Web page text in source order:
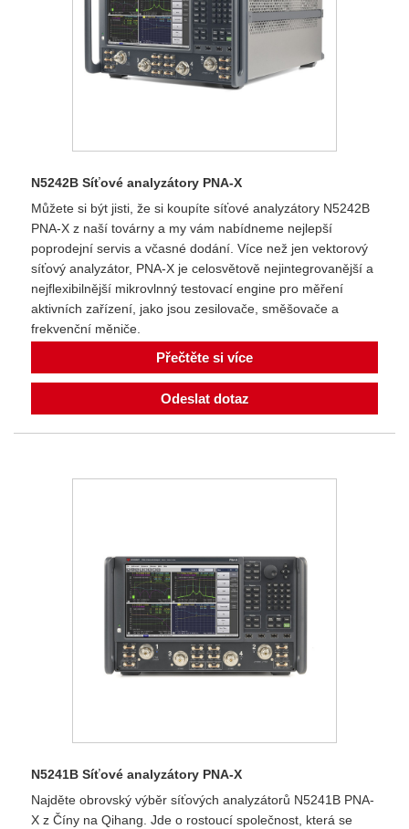
N5242B Síťové analyzátory PNA-X
Můžete si být jisti, že si koupíte síťové analyzátory N5242B
PNA-X z naší továrny a my vám nabídneme nejlepší
poprodejní servis a včasné dodání. Více než jen vektorový
síťový analyzátor, PNA-X je celosvětově nejintegrovanější a
nejflexibilnější mikrovlnný testovací engine pro měření
aktivních zařízení, jako jsou zesilovače, směšovače a
frekvenční měniče.
Přečtěte si více
Odeslat dotaz
N5241B Síťové analyzátory PNA-X
Najděte obrovský výběr síťových analyzátorů N5241B PNA-
X z Číny na Qihang. Jde o rostoucí společnost, která se